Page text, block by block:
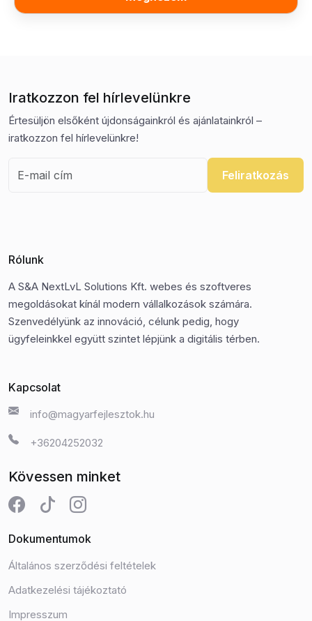
Iratkozzon fel hírlevelünkre
Értesüljön elsőként újdonságainkról és ajánlatainkról –
iratkozzon fel hírlevelünkre!
Feliratkozás
Rólunk
A S&A NextLvL Solutions Kft. webes és szoftveres
megoldásokat kínál modern vállalkozások számára.
Szenvedélyünk az innováció, célunk pedig, hogy
ügyfeleinkkel együtt szintet lépjünk a digitális térben.
Kapcsolat
info@magyarfejlesztok.hu
+36204252032
Kövessen minket
Dokumentumok
Általános szerződési feltételek
Adatkezelési tájékoztató
Impresszum